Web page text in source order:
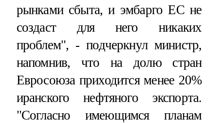
рынками сбыта, и эмбарго ЕС не
создаст для него никаких
проблем", - подчеркнул министр,
напомнив, что на долю стран
Евросоюза приходится менее 20%
иранского нефтяного экспорта.
"Согласно имеющимся планам